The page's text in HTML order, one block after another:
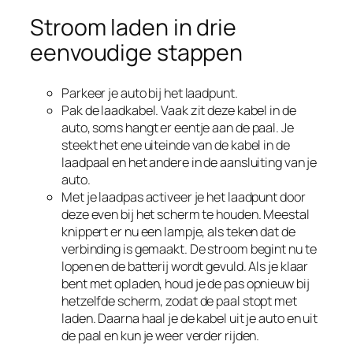
Stroom laden in drie
eenvoudige stappen
Parkeer je auto bij het laadpunt.
Pak de laadkabel. Vaak zit deze kabel in de
auto, soms hangt er eentje aan de paal. Je
steekt het ene uiteinde van de kabel in de
laadpaal en het andere in de aansluiting van je
auto.
Met je laadpas activeer je het laadpunt door
deze even bij het scherm te houden. Meestal
knippert er nu een lampje, als teken dat de
verbinding is gemaakt. De stroom begint nu te
lopen en de batterij wordt gevuld. Als je klaar
bent met opladen, houd je de pas opnieuw bij
hetzelfde scherm, zodat de paal stopt met
laden. Daarna haal je de kabel uit je auto en uit
de paal en kun je weer verder rijden.